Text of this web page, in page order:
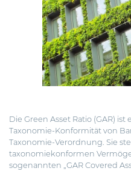
Die Green Asset Ratio (GAR)
Taxonomie-Konformität von
Taxonomie-Verordnung. Sie
taxonomiekonformen
sogenannten „GAR Covered